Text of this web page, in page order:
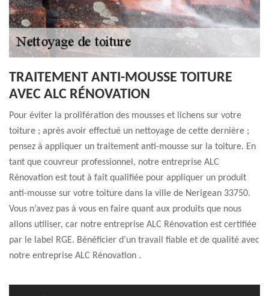
TRAITEMENT ANTI-MOUSSE TOITURE
AVEC ALC RÉNOVATION
Pour éviter la prolifération des mousses et lichens sur votre
toiture ; après avoir effectué un nettoyage de cette dernière ;
pensez à appliquer un traitement anti-mousse sur la toiture. En
tant que couvreur professionnel, notre entreprise ALC
Rénovation est tout à fait qualifiée pour appliquer un produit
anti-mousse sur votre toiture dans la ville de Nerigean 33750.
Vous n’avez pas à vous en faire quant aux produits que nous
allons utiliser, car notre entreprise ALC Rénovation est certifiée
par le label RGE. Bénéficier d’un travail fiable et de qualité avec
notre entreprise ALC Rénovation .